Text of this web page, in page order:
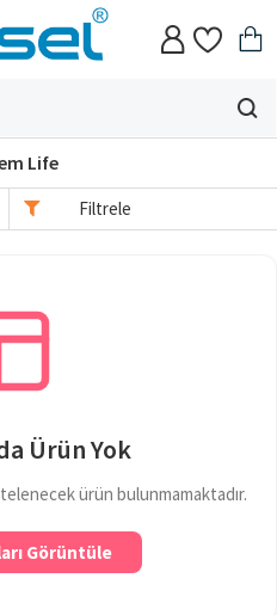
Life
Filtrele
Ürün Yok
ürün bulunmamaktadır.
Görüntüle